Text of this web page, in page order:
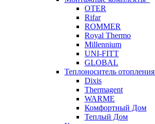
OTER
Rifar
ROMMER
Royal Thermo
Millennium
UNI-FITT
GLOBAL
Теплоноситель отопления
Dixis
Thermagent
WARME
Комфортный Дом
Теплый Дом